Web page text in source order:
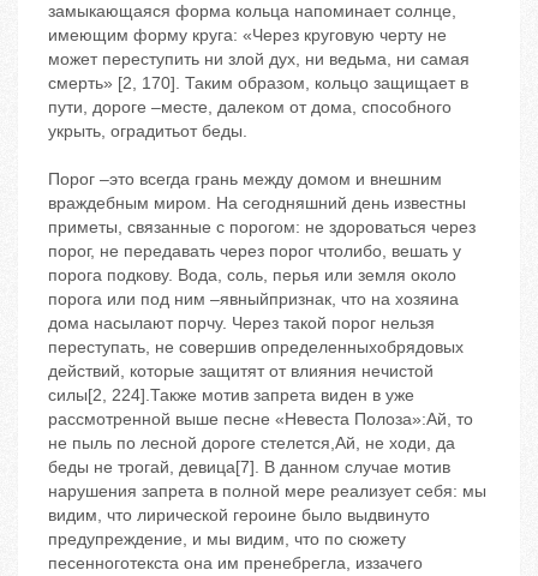
замыкающаяся форма кольца напоминает солнце,
имеющим форму круга: «Через круговую черту не
может переступить ни злой дух, ни ведьма, ни самая
смерть» [2, 170]. Таким образом, кольцо защищает в
пути, дороге –месте, далеком от дома, способного
укрыть, оградитьот беды.
Порог –это всегда грань между домом и внешним
враждебным миром. На сегодняшний день известны
приметы, связанные с порогом: не здороваться через
порог, не передавать через порог чтолибо, вешать у
порога подкову. Вода, соль, перья или земля около
порога или под ним –явныйпризнак, что на хозяина
дома насылают порчу. Через такой порог нельзя
переступать, не совершив определенныхобрядовых
действий, которые защитят от влияния нечистой
силы[2, 224].Также мотив запрета виден в уже
рассмотренной выше песне «Невеста Полоза»:Ай, то
не пыль по лесной дороге стелется,Ай, не ходи, да
беды не трогай, девица[7]. В данном случае мотив
нарушения запрета в полной мере реализует себя: мы
видим, что лирической героине было выдвинуто
предупреждение, и мы видим, что по сюжету
песенноготекста она им пренебрегла, иззачего